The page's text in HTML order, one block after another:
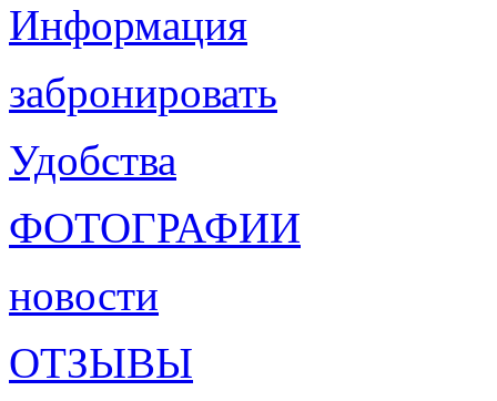
Информация
забронировать
Удобства
ФОТОГРАФИИ
новости
ОТЗЫВЫ